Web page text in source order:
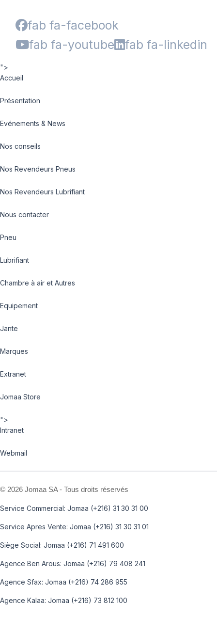
fab fa-facebook
fab fa-youtube
fab fa-linkedin
">
Accueil
Présentation
Evénements & News
Nos conseils
Nos Revendeurs Pneus
Nos Revendeurs Lubrifiant
Nous contacter
Pneu
Lubrifiant
Chambre à air et Autres
Equipement
Jante
Marques
Extranet
Jomaa Store
">
Intranet
Webmail
© 2026 Jomaa SA - Tous droits réservés
Service Commercial: Jomaa (+216) 31 30 31 00
Service Apres Vente: Jomaa (+216) 31 30 31 01
Siège Social: Jomaa (+216) 71 491 600
Agence Ben Arous: Jomaa (+216) 79 408 241
Agence Sfax: Jomaa (+216) 74 286 955
Agence Kalaa: Jomaa (+216) 73 812 100